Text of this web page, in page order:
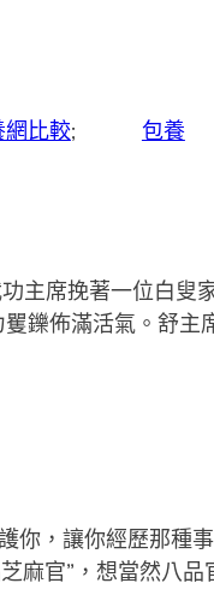
網比較; 包養
主席挽著一位白叟
鑠佈滿活氣。舒主
，讓你經歷那種
麻官”，想當然八